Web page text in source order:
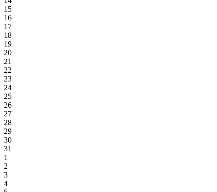
15
16
17
18
19
20
21
22
23
24
25
26
27
28
29
30
31
1
2
3
4